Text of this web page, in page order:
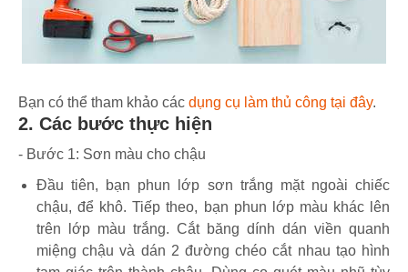
Bạn có thể tham khảo các dụng cụ làm thủ công tại đây.
2. Các bước thực hiện
- Bước 1: Sơn màu cho chậu
Đầu tiên, bạn phun lớp sơn trắng mặt ngoài chiếc
chậu, để khô. Tiếp theo, bạn phun lớp màu khác lên
trên lớp màu trắng. Cắt băng dính dán viền quanh
miệng chậu và dán 2 đường chéo cắt nhau tạo hình